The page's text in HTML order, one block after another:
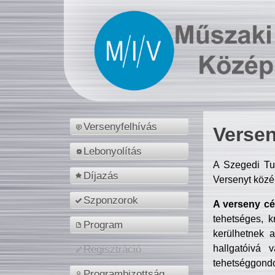
Versenyfelhívás
Lebonyolítás
Díjazás
Szponzorok
Program
Regisztráció
A Szegedi
Versenyt
A verseny
tehetséges,
kerülhetnek
hallgatóivá